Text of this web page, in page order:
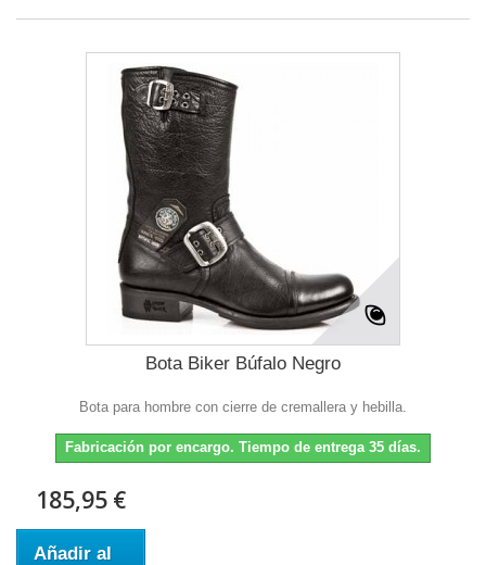
Bota Biker Búfalo Negro
Bota para hombre con cierre de cremallera y hebilla.
Fabricación por encargo. Tiempo de entrega 35 días.
185,95 €
Añadir al